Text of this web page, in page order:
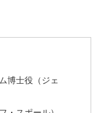
博士役（ジェ